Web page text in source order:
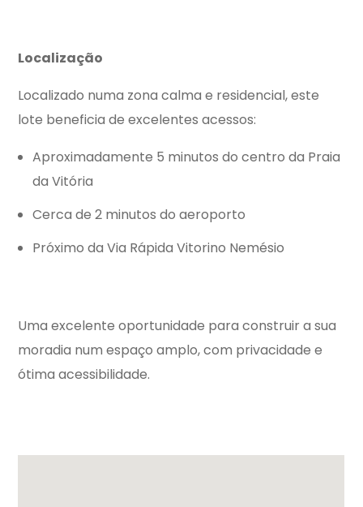
Localização
Localizado numa zona calma e residencial, este
lote beneficia de excelentes acessos:
Aproximadamente 5 minutos do centro da Praia
da Vitória
Cerca de 2 minutos do aeroporto
Próximo da Via Rápida Vitorino Nemésio
Uma excelente oportunidade para construir a sua
moradia num espaço amplo, com privacidade e
ótima acessibilidade.